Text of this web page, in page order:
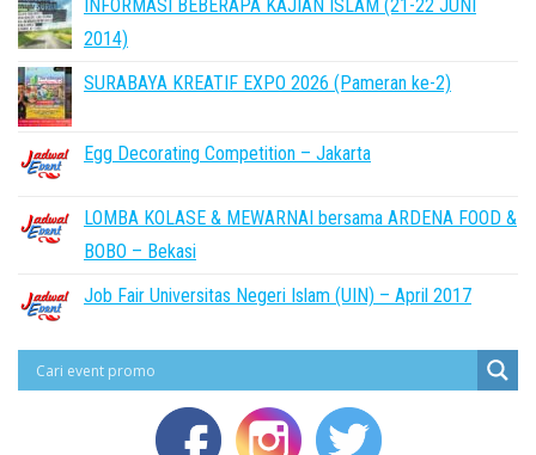
INFORMASI BEBERAPA KAJIAN ISLAM (21-22 JUNI
2014)
SURABAYA KREATIF EXPO 2026 (Pameran ke-2)
Egg Decorating Competition – Jakarta
LOMBA KOLASE & MEWARNAI bersama ARDENA FOOD &
BOBO – Bekasi
Job Fair Universitas Negeri Islam (UIN) – April 2017